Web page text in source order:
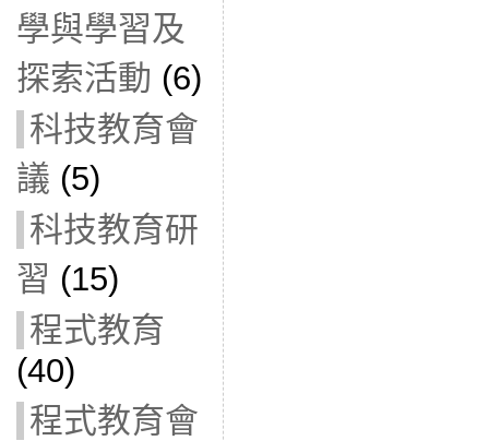
學與學習及
探索活動 (6)
科技教育會
議 (5)
科技教育研
習 (15)
程式教育
(40)
程式教育會